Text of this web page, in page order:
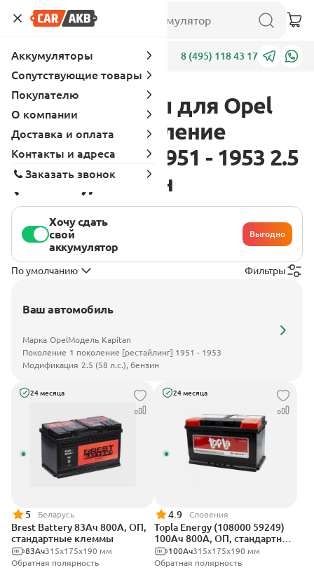
Адреса 8 (495) 118 43 17
Аккумуляторы для Opel
Kapitan 1 поколение
[рестайлинг] 1951 - 1953 2.5
(58 л.с.), бензин
Хочу сдать
свой
аккумулятор
Выгодно
По умолчанию Фильтры
Ваш автомобиль
Марка OpelМодель Kapitan
Поколение 1 поколение [рестайлинг] 1951 - 1953
Модификация 2.5 (58 л.с.), бензин
24 месяца
5 Беларусь
Brest Battery 83Ач 800А, ОП,
стандартные клеммы
315x175x190 мм
83Ач
Обратная полярность
24 месяца
4.9 Словения
Topla Energy (108000 59249)
100Ач 800А, ОП, стандартные
клеммы315x175x190 мм
100Ач
Обратная полярность
Аккумуляторы
Сопутствующие товары
Покупателю
О компании
Доставка и оплата
Контакты и адреса
Заказать звонок